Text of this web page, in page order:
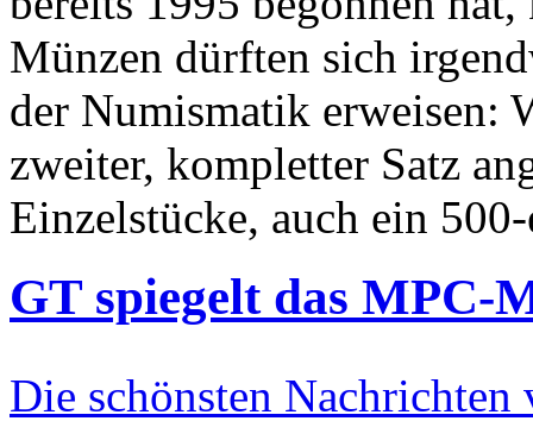
Münzen dürften sich
der Numismatik erweisen:
zweiter, kompletter Satz
Einzelstücke, auch ein
GT spiegelt das MPC-
Die schönsten Nachrichten